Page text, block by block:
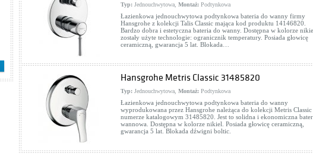
Szafki podumywalkowe
Cena: 416,00 zł WIĘCEJ
Typ: Jednouchwytowa, Montaż: Podtynkowa
Łazienkowa jednouchwytowa podtynkowa bateria do wanny firmy
Hansgrohe z kolekcji Talis Classic mająca kod produktu 14146820.
Bardzo dobra i estetyczna bateria do wanny. Dostępna w kolorze
zostały użyte technologie: ogranicznik temperatury. Posiada głowicę
ceramiczną, gwarancja 5 lat. Blokada…
Hansgrohe Metris Classic 31485820
Typ: Jednouchwytowa, Montaż: Podtynkowa
Łazienkowa jednouchwytowa podtynkowa bateria do wanny
wyprodukowana przez Hansgrohe należąca do kolekcji Metris Classic
numerze katalogowym 31485820. Jest to solidna i ekonomiczna
wannowa. Dostępna w kolorze nikiel. Posiada głowicę ceramiczną,
gwarancja 5 lat. Blokada dźwigni boltic.